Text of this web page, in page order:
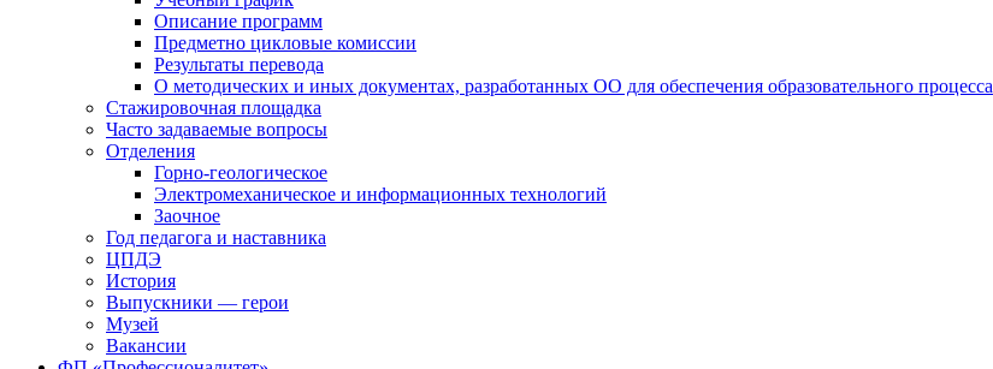
Описание программ
Предметно цикловые комиссии
Результаты перевода
О методических и иных документах, разработанных ОО для обеспечения образовательного процесса
Стажировочная площадка
Часто задаваемые вопросы
Отделения
Горно-геологическое
Электромеханическое и информационных технологий
Заочное
Год педагога и наставника
ЦПДЭ
История
Выпускники — герои
Музей
Вакансии